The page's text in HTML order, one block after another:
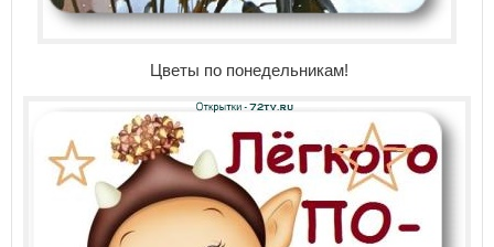
Цветы по понедельникам!